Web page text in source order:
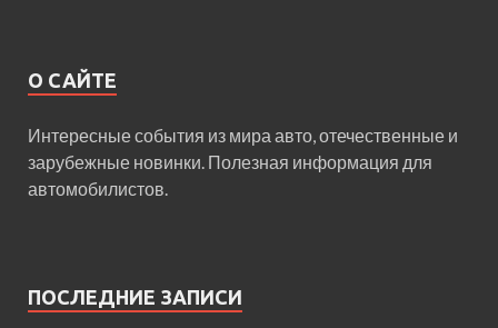
О САЙТЕ
Интересные события из мира авто, отечественные и
зарубежные новинки. Полезная информация для
автомобилистов.
ПОСЛЕДНИЕ ЗАПИСИ